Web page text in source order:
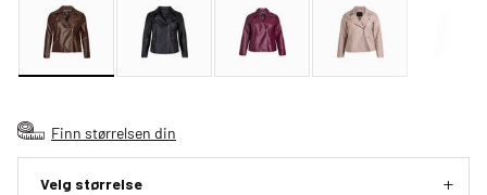
Finn størrelsen din
Velg størrelse